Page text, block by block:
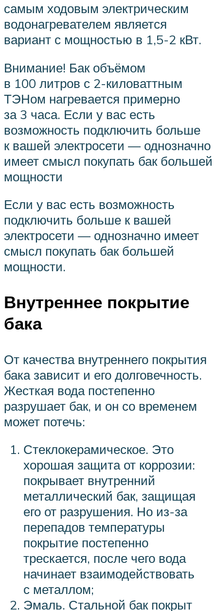
самым ходовым электрическим
водонагревателем является
вариант с мощностью в 1,5-2 кВт.
Внимание! Бак объёмом
в 100 литров с 2-киловаттным
ТЭНом нагревается примерно
за 3 часа. Если у вас есть
возможность подключить больше
к вашей электросети — однозначно
имеет смысл покупать бак большей
мощности
Если у вас есть возможность
подключить больше к вашей
электросети — однозначно имеет
смысл покупать бак большей
мощности.
Внутреннее покрытие
бака
От качества внутреннего покрытия
бака зависит и его долговечность.
Жесткая вода постепенно
разрушает бак, и он со временем
может потечь:
Стеклокерамическое. Это
хорошая защита от коррозии:
покрывает внутренний
металлический бак, защищая
его от разрушения. Но из-за
перепадов температуры
покрытие постепенно
трескается, после чего вода
начинает взаимодействовать
с металлом;
Эмаль. Стальной бак покрыт